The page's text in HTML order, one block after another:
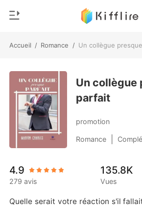
Accueil / Romance / Un collègue
Recharger
Historique
Déconnexion
Télécharger l'appli
Genre
Moderne
Loup-garou
Nouvelle
Milliardaire
Un collègue
parfait
promotion
Romance
4.9
279 avis
135.8K
Vues
Quelle serait votre réaction s'il